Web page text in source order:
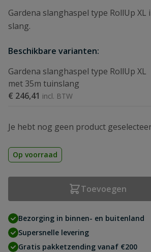
Gardena slanghaspel type RollUp XL
slang.
Beschikbare varianten:
Gardena slanghaspel type RollUp XL
met 35m tuinslang
€ 246,41
Je hebt nog geen product
Op voorraad
Toevoegen
Bezorging in binnen- en buitenland
Supersnelle levering
Gratis pakketzending vanaf €200